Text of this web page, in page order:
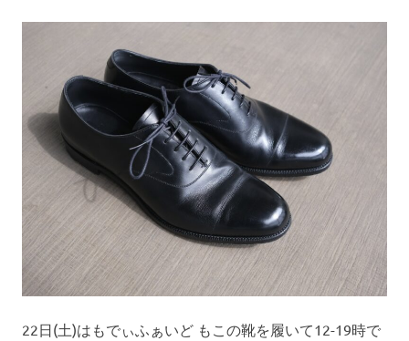
22日(土)はもでぃふぁいど もこの靴を履いて12-19時で